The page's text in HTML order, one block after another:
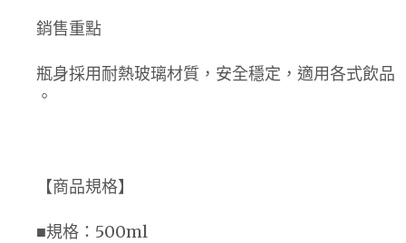
銷售重點
瓶身採用耐熱玻璃材質，安全穩定，適用各式飲品
。
【商品規格】
■規格：500ml